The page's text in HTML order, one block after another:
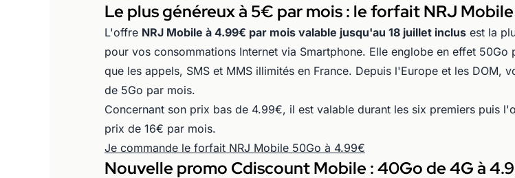
Le plus généreux à 5€ par mois : le forfait NRJ
L'offre NRJ Mobile à 4.99€ par mois valable jusqu'au 18 juillet inclus est la
pour vos consommations Internet via Smartphone. Elle englobe en effet 50Go
que les appels, SMS et MMS illimités en France. Depuis l'Europe et les DOM,
de 5Go par mois.
Concernant son prix bas de 4.99€, il est valable durant les six premiers puis
prix de 16€ par mois.
Je commande le forfait NRJ Mobile 50Go à 4.99€
Nouvelle promo Cdiscount Mobile : 40Go de 4G à